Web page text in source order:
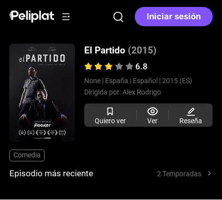
Iniciar sesión
El Partido (2015)
6.8
None | España | Español | 2015 (ES)
Dirigida por:Alex Rodrigo
Quiero ver Ver Reseña
Comedia
Episodio más reciente 2 Temporadas